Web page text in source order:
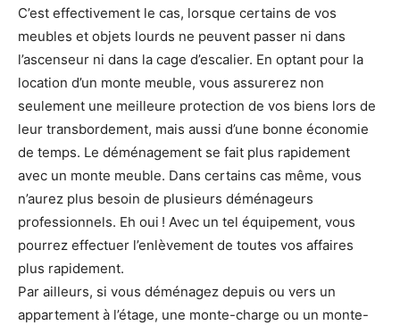
C’est effectivement le cas, lorsque certains de vos
meubles et objets lourds ne peuvent passer ni dans
l’ascenseur ni dans la cage d’escalier. En optant pour la
location d’un monte meuble, vous assurerez non
seulement une meilleure protection de vos biens lors de
leur transbordement, mais aussi d’une bonne économie
de temps. Le déménagement se fait plus rapidement
avec un monte meuble. Dans certains cas même, vous
n’aurez plus besoin de plusieurs déménageurs
professionnels. Eh oui ! Avec un tel équipement, vous
pourrez effectuer l’enlèvement de toutes vos affaires
plus rapidement.
Par ailleurs, si vous déménagez depuis ou vers un
appartement à l’étage, une monte-charge ou un monte-